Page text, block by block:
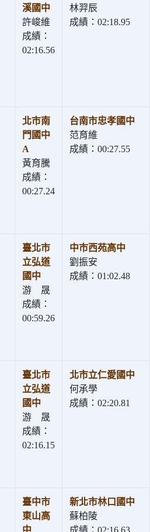
溪國中
許峻維
成績：
02:16.56
林羿辰
成績：02:18.95
北市南
門國中
A
黃育騰
成績：
00:27.24
台南市忠孝國中
范育維
成績：00:27.55
臺北市
立弘道
國中
游 晟
成績：
00:59.26
中市西苑高中
劉振安
成績：01:02.48
臺北市
立弘道
國中
游 晟
成績：
02:16.15
北市立仁愛國中
何承學
成績：02:20.81
臺中市
東山高
中
新北市林口國中
蘇柏陵
成績：02:16.63